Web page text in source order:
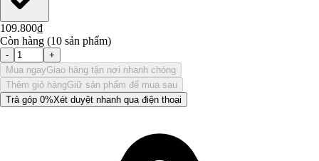
109.800₫
Còn hàng (10 sản phẩm)
-
+
Mua ngayGiao hàng tận nơi nhanh chóng
Thêm giỏ hàngGiữ sản phẩm để mua sau
Trả góp 0%Xét duyệt nhanh qua điện thoại